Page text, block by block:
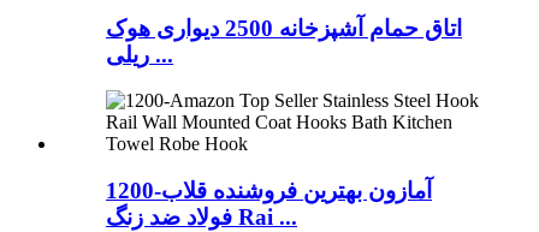
اتاق حمام آشپزخانه 2500 دیواری هوک
ریلی ...
1200-آمازون بهترین فروشنده قلاب
فولاد ضد زنگ Rai ...